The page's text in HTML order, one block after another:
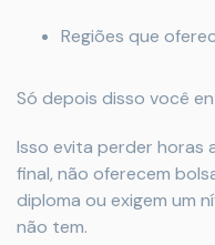
Regiões que
Só depois disso você
Isso evita perder horas
final, não oferecem
diploma ou exigem um
não tem.